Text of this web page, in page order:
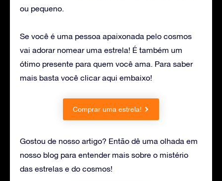
ou pequeno.
Se você é uma pessoa apaixonada pelo cosmos
vai adorar nomear uma estrela! É também um
ótimo presente para quem você ama. Para saber
mais basta você clicar aqui embaixo!
Comprar uma estrela!
Gostou de nosso artigo? Então dê uma olhada em
nosso blog para entender mais sobre o mistério
das estrelas e do cosmos!